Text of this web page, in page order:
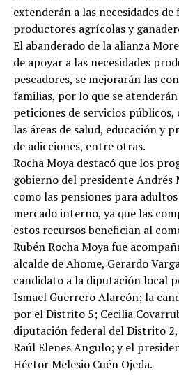
extenderán a las necesidades
productores agrícolas y
El abanderado de la alianza
de apoyar a las necesidades
pescadores, se mejorarán las
familias, por lo que se
peticiones de servicios públicos,
las áreas de salud, educación y
de adicciones, entre otras.
Rocha Moya destacó que los
gobierno del presidente Andrés
como las pensiones para
mercado interno, ya que las
estos recursos benefician al
Rubén Rocha Moya fue
alcalde de Ahome, Gerardo
candidato a la diputación local
Ismael Guerrero Alarcón; la
por el Distrito 5; Cecilia
diputación federal del Distrito
Raúl Elenes Angulo; y el
Héctor Melesio Cuén Ojeda.